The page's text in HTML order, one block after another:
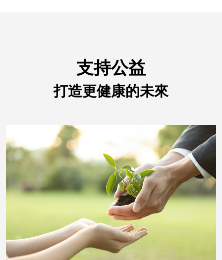
支持公益
打造更健康的未來